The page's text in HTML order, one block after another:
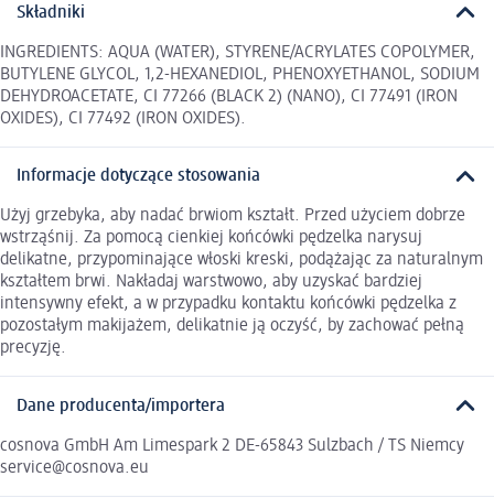
Składniki
INGREDIENTS: AQUA (WATER), STYRENE/ACRYLATES COPOLYMER,
BUTYLENE GLYCOL, 1,2-HEXANEDIOL, PHENOXYETHANOL, SODIUM
DEHYDROACETATE, CI 77266 (BLACK 2) (NANO), CI 77491 (IRON
OXIDES), CI 77492 (IRON OXIDES).
Informacje dotyczące stosowania
Użyj grzebyka, aby nadać brwiom kształt. Przed użyciem dobrze
wstrząśnij. Za pomocą cienkiej końcówki pędzelka narysuj
delikatne, przypominające włoski kreski, podążając za naturalnym
kształtem brwi. Nakładaj warstwowo, aby uzyskać bardziej
intensywny efekt, a w przypadku kontaktu końcówki pędzelka z
pozostałym makijażem, delikatnie ją oczyść, by zachować pełną
precyzję.
Dane producenta/importera
cosnova GmbH Am Limespark 2 DE-65843 Sulzbach / TS Niemcy
service@cosnova.eu